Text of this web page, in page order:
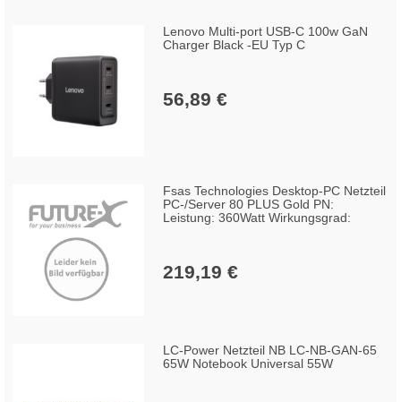
Lenovo Multi-port USB-C 100w GaN
Charger Black -EU Typ C
56,89 €
Fsas Technologies Desktop-PC Netzteil
PC-/Server 80 PLUS Gold PN:
Leistung: 360Watt Wirkungsgrad:
219,19 €
LC-Power Netzteil NB LC-NB-GAN-65
65W Notebook Universal 55W